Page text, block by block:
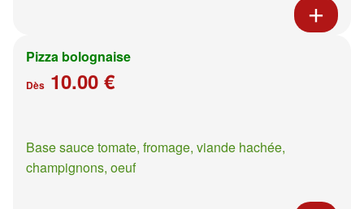
Pizza bolognaise
Dès 10.00 €
Base sauce tomate, fromage, viande hachée,
champignons, oeuf